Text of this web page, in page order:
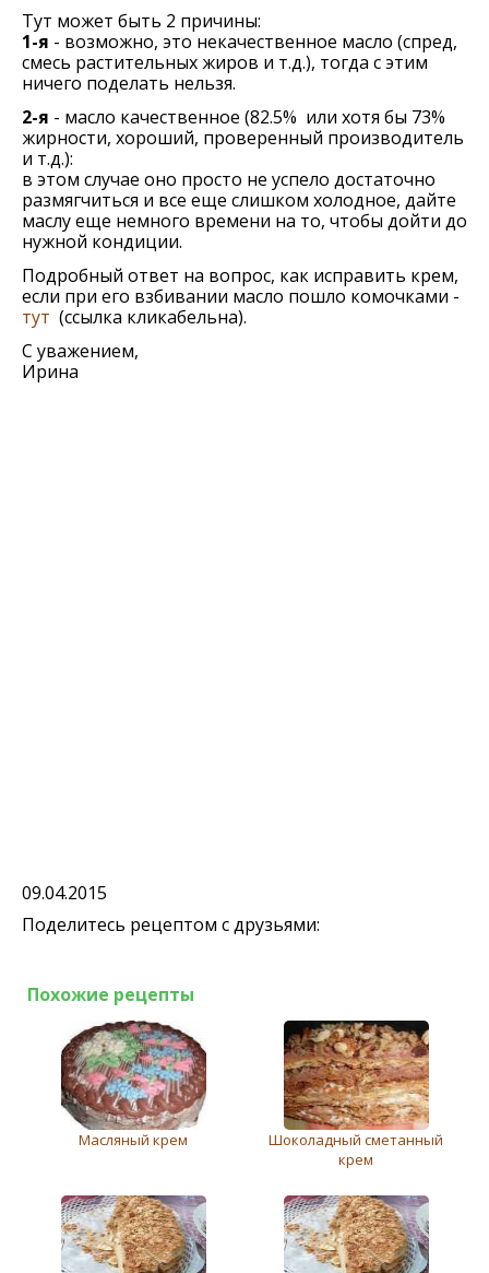
Тут может быть 2 причины:
1-я - возможно, это некачественное масло (спред,
смесь растительных жиров и т.д.), тогда с этим
ничего поделать нельзя.
2-я - масло качественное (82.5% или хотя бы 73%
жирности, хороший, проверенный производитель
и т.д.):
в этом случае оно просто не успело достаточно
размягчиться и все еще слишком холодное, дайте
маслу еще немного времени на то, чтобы дойти до
нужной кондиции.
Подробный ответ на вопрос, как исправить крем,
если при его взбивании масло пошло комочками -
тут (ссылка кликабельна).
С уважением,
Ирина
09.04.2015
Поделитесь рецептом с друзьями:
Похожие рецепты
Масляный крем
Шоколадный сметанный
крем